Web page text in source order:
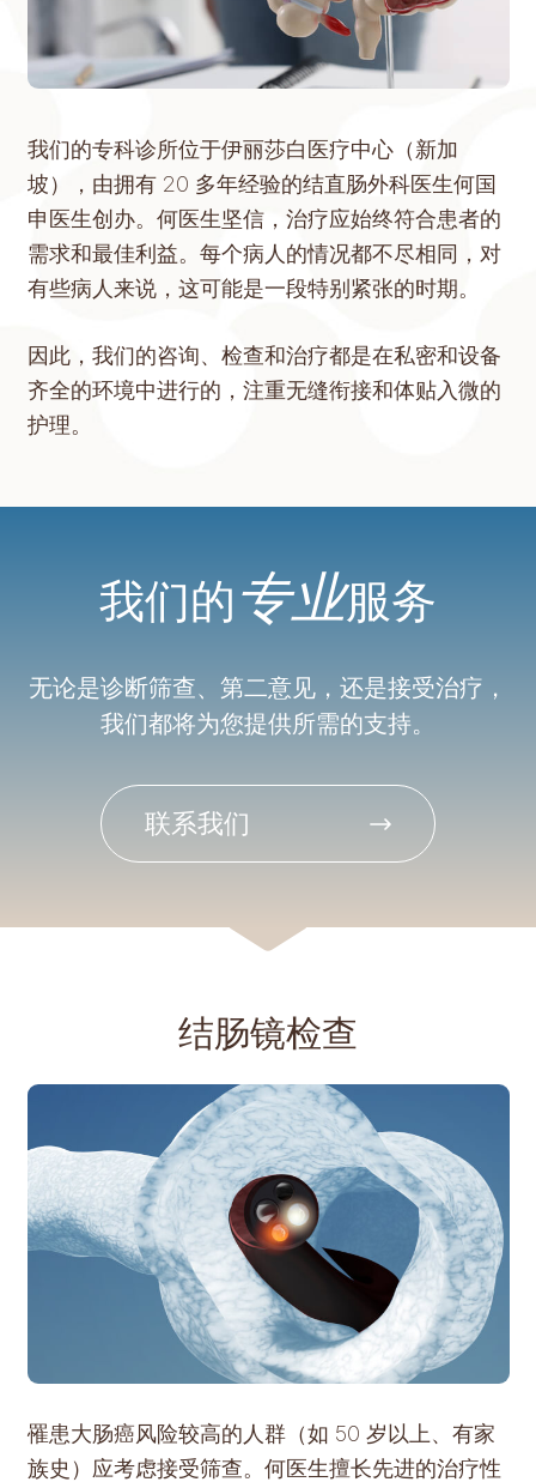
我们的专科诊所位于伊丽莎白医疗中心（新加
坡），由拥有 20 多年经验的结直肠外科医生何国
申医生创办。何医生坚信，治疗应始终符合患者的
需求和最佳利益。每个病人的情况都不尽相同，对
有些病人来说，这可能是一段特别紧张的时期。
因此，我们的咨询、检查和治疗都是在私密和设备
齐全的环境中进行的，注重无缝衔接和体贴入微的
护理。
我们的专业服务
无论是诊断筛查、第二意见，还是接受治疗，
我们都将为您提供所需的支持。
联系我们
结肠镜检查
罹患大肠癌风险较高的人群（如 50 岁以上、有家
族史）应考虑接受筛查。何医生擅长先进的治疗性